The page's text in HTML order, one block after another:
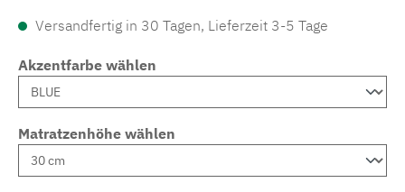
Versandfertig in 30 Tagen, Lieferzeit 3-5 Tage
Akzentfarbe wählen
Matratzenhöhe wählen